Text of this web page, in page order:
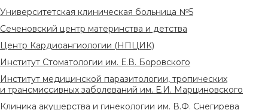
Университетская клиническая больница №5
Сеченовский центр материнства и детства
Центр Кардиоангиологии (НПЦИК)
Институт Стоматологии им. Е.В. Боровского
Институт медицинской паразитологии, тропических
и трансмиссивных заболеваний им. Е.И. Марциновского
Клиника акушерства и гинекологии им. В.Ф. Снегирева